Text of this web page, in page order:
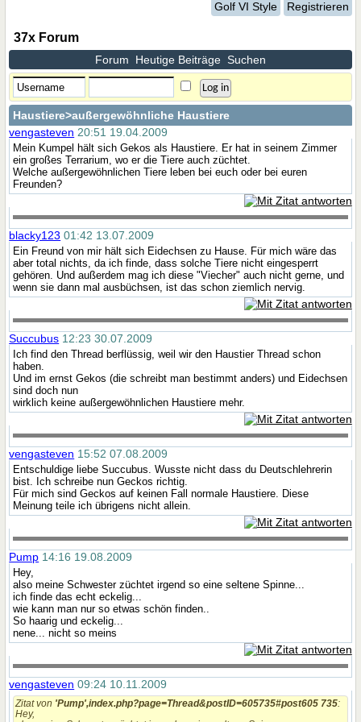
Golf VI Style Registrieren
37x Forum
Forum Heutige Beiträge Suchen
Haustiere>außergewöhnliche Haustiere
vengasteven 20:51 19.04.2009
Mein Kumpel hält sich Gekos als Haustiere. Er hat in seinem Zimmer
ein großes Terrarium, wo er die Tiere auch züchtet.
Welche außergewöhnlichen Tiere leben bei euch oder bei euren
Freunden?
blacky123 01:42 13.07.2009
Ein Freund von mir hält sich Eidechsen zu Hause. Für mich wäre das
aber total nichts, da ich finde, dass solche Tiere nicht eingesperrt
gehören. Und außerdem mag ich diese "Viecher" auch nicht gerne, und
wenn sie dann mal ausbüchsen, ist das schon ziemlich nervig.
Succubus 12:23 30.07.2009
Ich find den Thread berflüssig, weil wir den Haustier Thread schon
haben.
Und im ernst Gekos (die schreibt man bestimmt anders) und Eidechsen
sind doch nun
wirklich keine außergewöhnlichen Haustiere mehr.
vengasteven 15:52 07.08.2009
Entschuldige liebe Succubus. Wusste nicht dass du Deutschlehrerin
bist. Ich schreibe nun Geckos richtig.
Für mich sind Geckos auf keinen Fall normale Haustiere. Diese
Meinung teile ich übrigens nicht allein.
Pump 14:16 19.08.2009
Hey,
also meine Schwester züchtet irgend so eine seltene Spinne...
ich finde das echt eckelig...
wie kann man nur so etwas schön finden..
So haarig und eckelig...
nene... nicht so meins
vengasteven 09:24 10.11.2009
Zitat von 'Pump',index.php?page=Thread&postID=605735#post605 735:
Hey,